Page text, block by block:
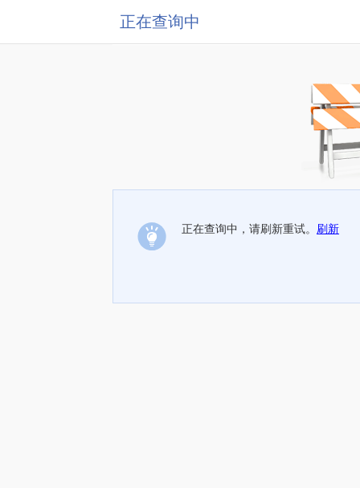
正在查询中
正在查询中，请刷新重试。 刷新